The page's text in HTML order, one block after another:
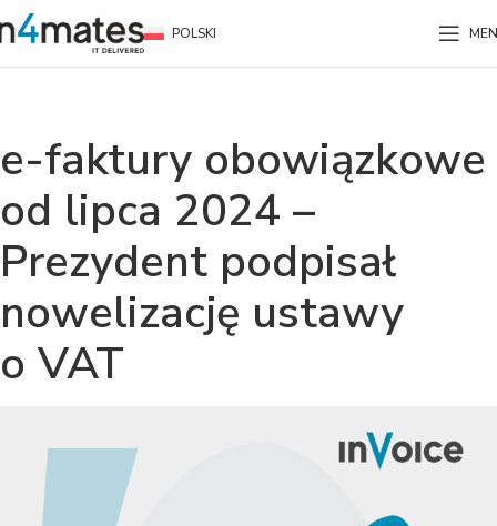
POLSKI
e-faktury obowiązkowe
od lipca 2024 –
Prezydent podpisał
nowelizację ustawy
o VAT